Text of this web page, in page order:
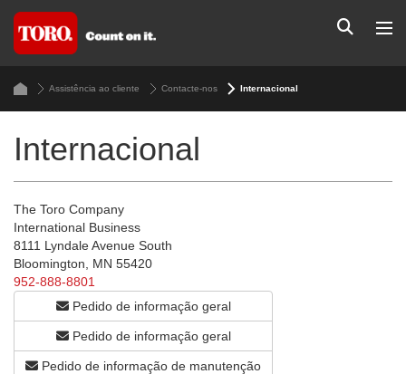
Assistência ao cliente Contacte-nos Internacional
Internacional
The Toro Company
International Business
8111 Lyndale Avenue South
Bloomington, MN 55420
952-888-8801
Pedido de informação geral
Pedido de informação geral
Pedido de informação de manutenção